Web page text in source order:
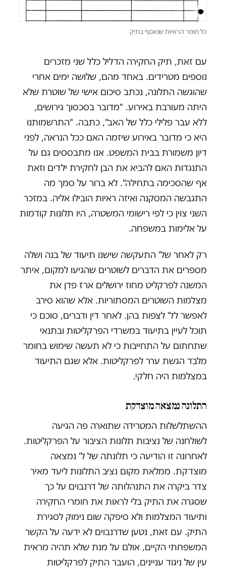
כל חומר הראיות שנאסף בתיק
עם זאת, תיק החקירה הדליל כלל שני מזכרים
נוספים מטרידים. באחד מהם, שלושה ימים אחרי
שהוגשה התלונה, נכתב סיכום אישי של שוטרת שלא
היתה מעורבת באירוע. "מדובר בסכסוך גירושים,
ללא עבר פלילי כלל של האב", כתבה. "התרשמותנו
היא כי מדובר באירוע שיזמה האם ככל הנראה, לפני
דיון משמורת בבית המשפט. אנו מתבססים גם על
התנגדות האם להביא את הבן לחקירת ילדים וזאת
אף שהסכימה בתחילה". לא ברור על סמך מה
התגבשה המסקנה ואיזה ראיות הובילו אליה. במזכר
השני צוין כי לפי רישומי המשטרה, היו תלונות קודמות
על אלימות במשפחה.
רק לאחר של' התעקשה שישנו תיעוד של בנה ושלה
מספרים את הדברים לשוטרים שהגיעו למקום, איתר
המשנה לפרקליט מחוז ירושלים ארז פדן את
מצלמות השוטרים המסתוריות. אלא שהוא סירב
לאפשר לל' לצפות בהן. לאחר דין ודברים, סוכם כי
תוכל לעיין בתיעוד במשרדי הפרקליטות ובתנאי
שתחתום על התחייבות כי לא תעשה שימוש בחומר
מלבד הגשת ערר לפרקליטות. אלא שגם התיעוד
במצלמות היה חלקי.
התלונה נמצאה מוצדקת
ההשתלשלות המטרידה שתוארה פה הגיעה
לשולחנה של נציבות תלונות הציבור על הפרקליטות.
לאחרונה זו הודיעה כי תלונתה של ל' נמצאה
מוצדקת. ממלאת מקום נציב התלונות ליעד מאיר
צדר ביקרה את התנהלותה של דרנבוים על כך
שסגרה את התיק בלי לראות את חומרי החקירה
ותיעוד המצלמות ולא סיפקה שום נימוק לסגירת
התיק. עם זאת, נטען שדרנבוים לא ידעה על הקשר
המשפחתי הקיים, אולם על מנת שלא תהיה מראית
עין של ניגוד עניינים, הועבר התיק לפרקליטות